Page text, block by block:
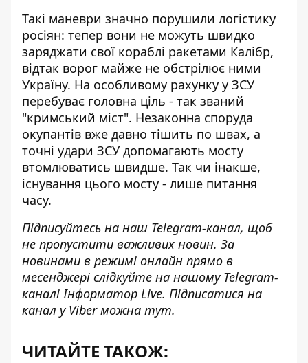
Такі маневри значно порушили логістику
росіян: тепер вони не можуть швидко
заряджати свої кораблі ракетами Калібр,
відтак ворог майже не обстрілює ними
Україну. На особливому рахунку у ЗСУ
перебуває головна ціль - так званий
"кримський міст". Незаконна споруда
окупантів вже давно тішить по швах, а
точні удари ЗСУ допомагають мосту
втомлюватись швидше. Так чи інакше,
існування цього мосту - лише питання
часу.
Підписуйтесь на наш Telegram-канал, щоб
не пропустити важливих новин. За
новинами в режимі онлайн прямо в
месенджері слідкуйте на нашому Telegram-
каналі Інформатор Live. Підписатися на
канал у Viber можна тут.
ЧИТАЙТЕ ТАКОЖ: